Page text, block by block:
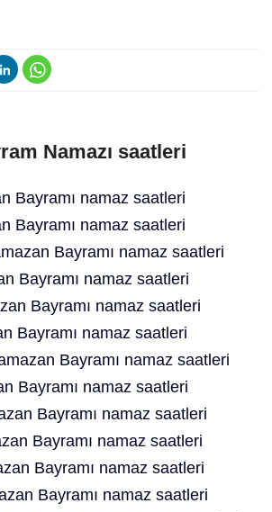
Namazı saatleri
Bayramı namaz saatleri
Bayramı namaz saatleri
Bayramı namaz saatleri
Bayramı namaz saatleri
Bayramı namaz saatleri
Bayramı namaz saatleri
Bayramı namaz saatleri
Bayramı namaz saatleri
Bayramı namaz saatleri
Bayramı namaz saatleri
Bayramı namaz saatleri
Bayramı namaz saatleri